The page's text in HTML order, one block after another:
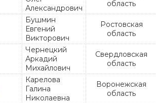
Александрович
область
Бушмин
Евгений
Викторович
Ростовская
область
Чернецкий
Аркадий
Михайлович
Свердловская
область
Карелова
Галина
Николаевна
Воронежская
область